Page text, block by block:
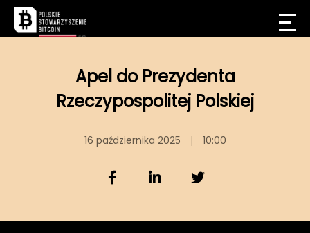
Apel do Prezydenta
Rzeczypospolitej Polskiej
16 października 2025 10:00